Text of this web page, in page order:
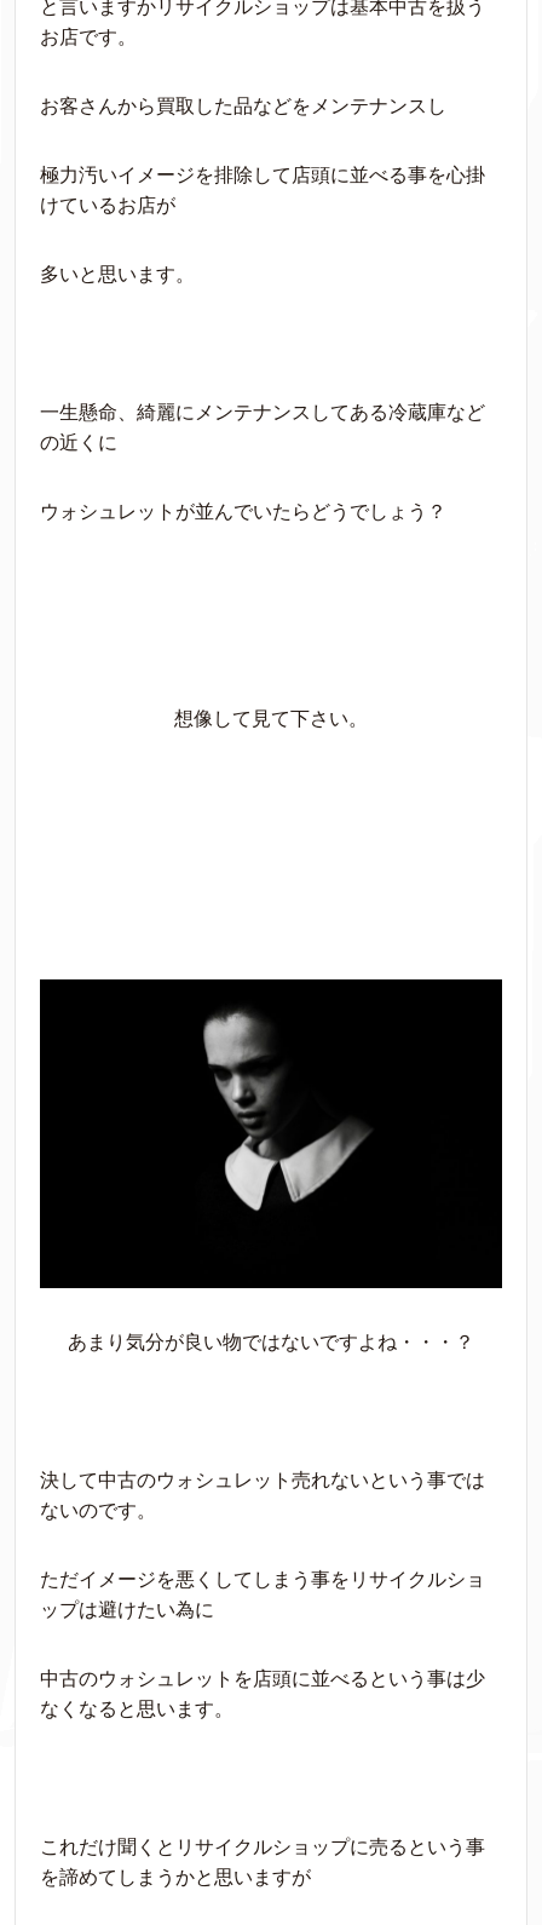
と言いますかリサイクルショップは基本中古を扱う
お店です。
お客さんから買取した品などをメンテナンスし
極力汚いイメージを排除して店頭に並べる事を心掛
けているお店が
多いと思います。
一生懸命、綺麗にメンテナンスしてある冷蔵庫など
の近くに
ウォシュレットが並んでいたらどうでしょう？
想像して見て下さい。
あまり気分が良い物ではないですよね・・・？
決して中古のウォシュレット売れないという事では
ないのです。
ただイメージを悪くしてしまう事をリサイクルショ
ップは避けたい為に
中古のウォシュレットを店頭に並べるという事は少
なくなると思います。
これだけ聞くとリサイクルショップに売るという事
を諦めてしまうかと思いますが